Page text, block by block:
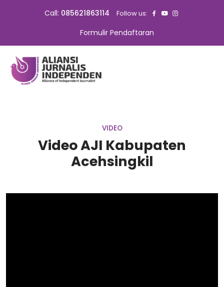
Call: 085621863114 Follow us:
Formulir Pendaftaran
VIDEO
Video AJI Kabupaten
Acehsingkil